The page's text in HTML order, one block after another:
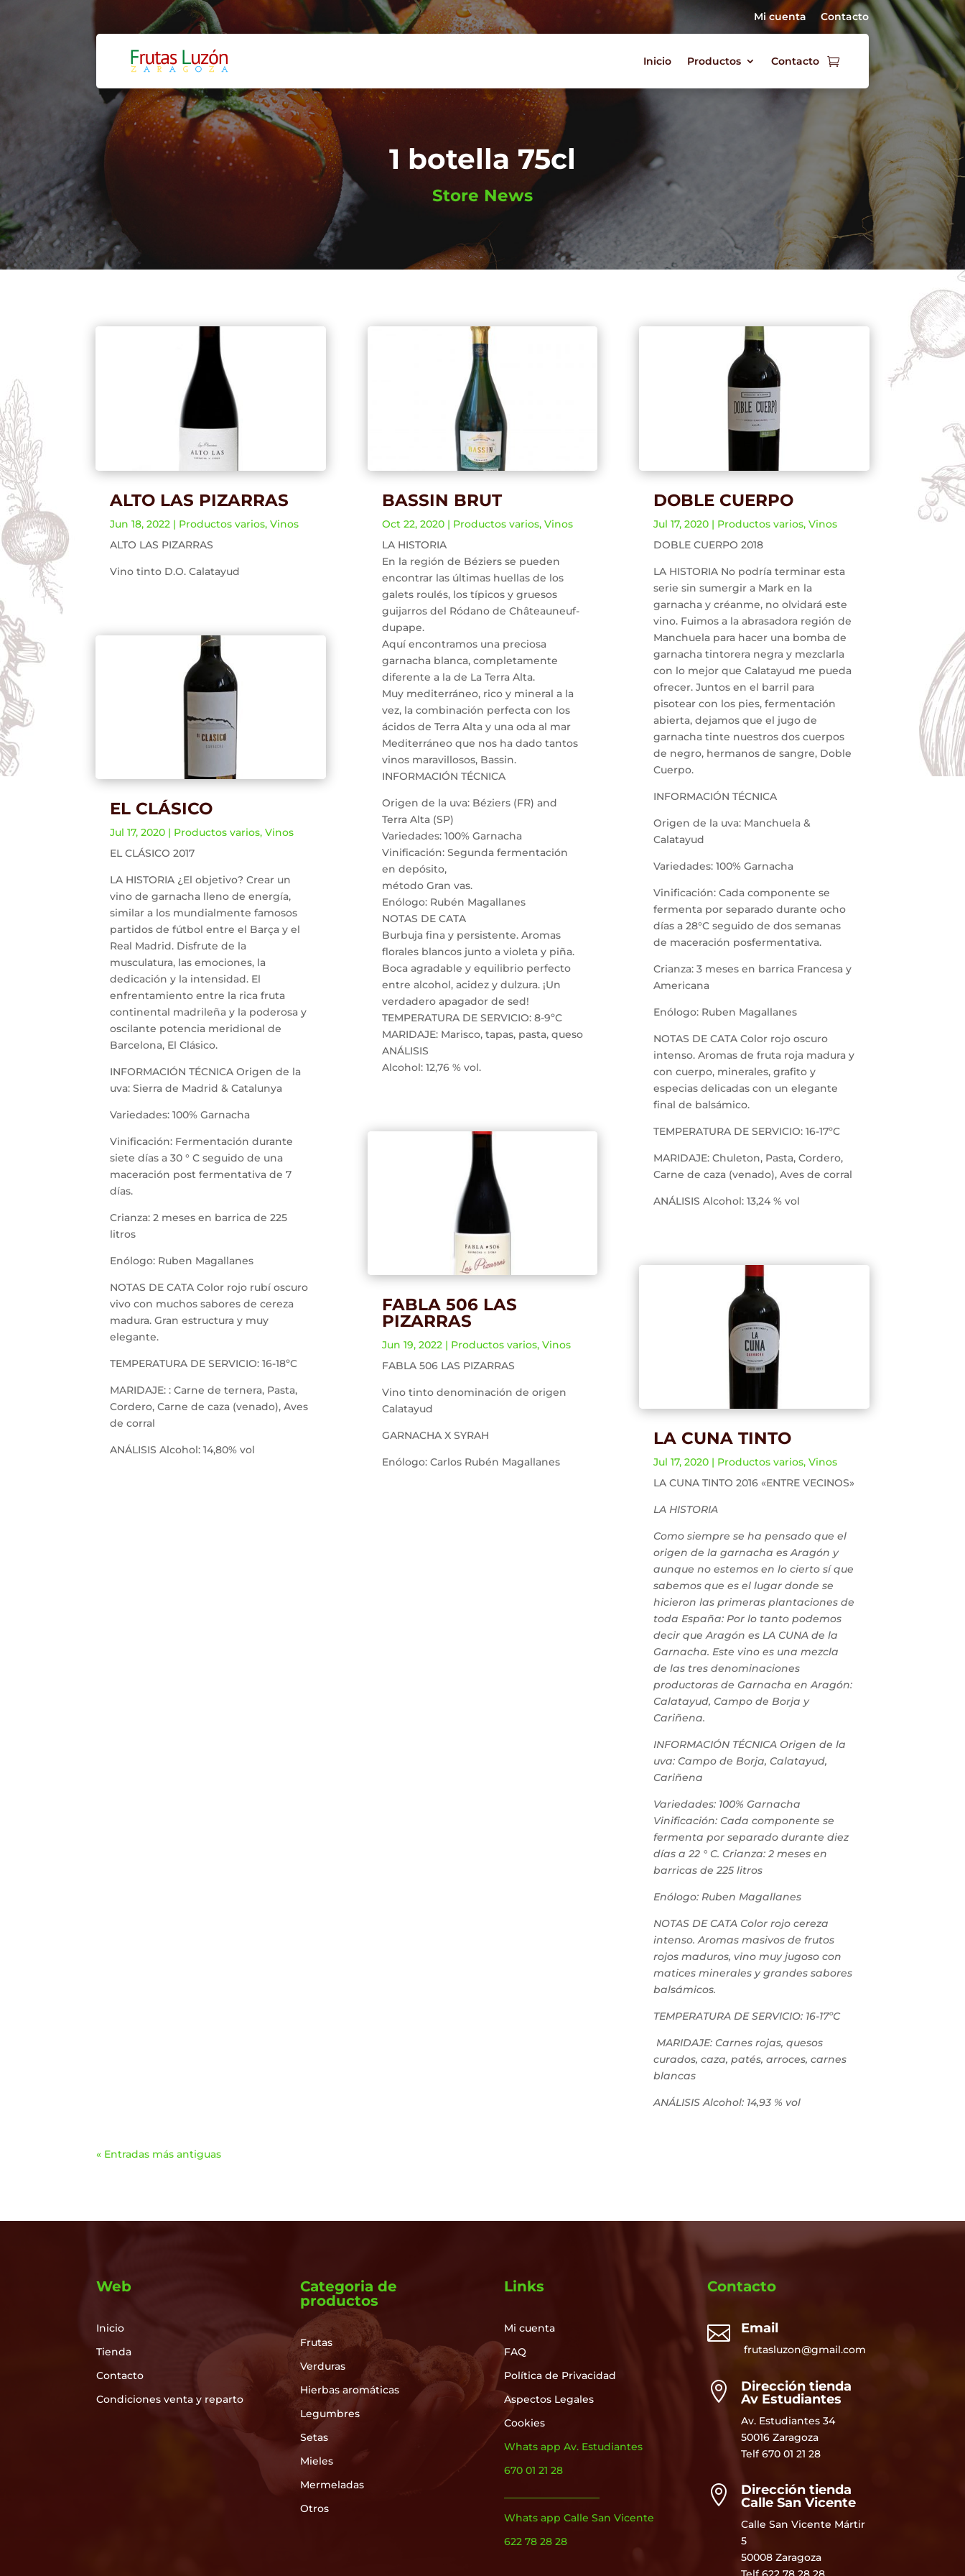
Mi cuenta Contacto
Inicio Productos Contacto
1 botella 75cl
Store News
ALTO LAS PIZARRAS
Jun 18, 2022 | Productos varios,Vinos
ALTO LAS PIZARRAS
Vino tinto D.O. Calatayud
EL CLÁSICO
Jul 17, 2020 | Productos varios,Vinos
EL CLÁSICO 2017
LA HISTORIA ¿El objetivo? Crear un
vino de garnacha lleno de energía,
similar a los mundialmente famosos
partidos de fútbol entre el Barça y el
Real Madrid. Disfrute de la
musculatura, las emociones, la
dedicación y la intensidad. El
enfrentamiento entre la rica fruta
continental madrileña y la poderosa y
oscilante potencia meridional de
Barcelona, El Clásico.
INFORMACIÓN TÉCNICA Origen de la
uva: Sierra de Madrid & Catalunya
Variedades: 100% Garnacha
Vinificación: Fermentación durante
siete días a 30 ° C seguido de una
maceración post fermentativa de 7
días.
Crianza: 2 meses en barrica de 225
litros
Enólogo: Ruben Magallanes
NOTAS DE CATA Color rojo rubí oscuro
vivo con muchos sabores de cereza
madura. Gran estructura y muy
elegante.
TEMPERATURA DE SERVICIO: 16-18ºC
MARIDAJE: : Carne de ternera, Pasta,
Cordero, Carne de caza (venado), Aves
de corral
ANÁLISIS Alcohol: 14,80% vol
BASSIN BRUT
Oct 22, 2020| Productos varios, Vinos
LA HISTORIA
En la región de Béziers se pueden
encontrar las últimas huellas de los
galets roulés, los típicos y gruesos
guijarros del Ródano de Châteauneuf-
dupape.
Aquí encontramos una preciosa
garnacha blanca, completamente
diferente a la de La Terra Alta.
Muy mediterráneo, rico y mineral a la
vez, la combinación perfecta con los
ácidos de Terra Alta y una oda al mar
Mediterráneo que nos ha dado tantos
vinos maravillosos, Bassin.
INFORMACIÓN TÉCNICA
Origen de la uva: Béziers (FR) and
Terra Alta (SP)
Variedades: 100% Garnacha
Vinificación: Segunda fermentación
en depósito,
método Gran vas.
Enólogo: Rubén Magallanes
NOTAS DE CATA
Burbuja fina y persistente. Aromas
florales blancos junto a violeta y piña.
Boca agradable y equilibrio perfecto
entre alcohol, acidez y dulzura. ¡Un
verdadero apagador de sed!
TEMPERATURA DE SERVICIO: 8-9ºC
MARIDAJE: Marisco, tapas, pasta, queso
ANÁLISIS
Alcohol: 12,76 % vol.
FABLA 506 LAS
PIZARRAS
Jun 19, 2022| Productos varios, Vinos
FABLA 506 LAS PIZARRAS
Vino tinto denominación de origen
Calatayud
GARNACHA X SYRAH
Enólogo: Carlos Rubén Magallanes
DOBLE CUERPO
Jul 17, 2020| Productos varios, Vinos
DOBLE CUERPO 2018
LA HISTORIA No podría terminar esta
serie sin sumergir a Mark en la
garnacha y créanme, no olvidará este
vino. Fuimos a la abrasadora región de
Manchuela para hacer una bomba de
garnacha tintorera negra y mezclarla
con lo mejor que Calatayud me pueda
ofrecer. Juntos en el barril para
pisotear con los pies, fermentación
abierta, dejamos que el jugo de
garnacha tinte nuestros dos cuerpos
de negro, hermanos de sangre, Doble
Cuerpo.
INFORMACIÓN TÉCNICA
Origen de la uva: Manchuela &
Calatayud
Variedades: 100% Garnacha
Vinificación: Cada componente se
fermenta por separado durante ocho
días a 28°C seguido de dos semanas
de maceración posfermentativa.
Crianza: 3 meses en barrica Francesa y
Americana
Enólogo: Ruben Magallanes
NOTAS DE CATA Color rojo oscuro
intenso. Aromas de fruta roja madura y
con cuerpo, minerales, grafito y
especias delicadas con un elegante
final de balsámico.
TEMPERATURA DE SERVICIO: 16-17ºC
MARIDAJE: Chuleton, Pasta, Cordero,
Carne de caza (venado), Aves de corral
ANÁLISIS Alcohol: 13,24 % vol
LA CUNA TINTO
Jul 17, 2020| Productos varios, Vinos
LA CUNA TINTO 2016 «ENTRE VECINOS»
LA HISTORIA
Como siempre se ha pensado que el
origen de la garnacha es Aragón y
aunque no estemos en lo cierto sí que
sabemos que es el lugar donde se
hicieron las primeras plantaciones de
toda España: Por lo tanto podemos
decir que Aragón es LA CUNA de la
Garnacha. Este vino es una mezcla
de las tres denominaciones
productoras de Garnacha en Aragón:
Calatayud, Campo de Borja y
Cariñena.
INFORMACIÓN TÉCNICA Origen de la
uva: Campo de Borja, Calatayud,
Cariñena
Variedades: 100% Garnacha
Vinificación: Cada componente se
fermenta por separado durante diez
días a 22 ° C. Crianza: 2 meses en
barricas de 225 litros
Enólogo: Ruben Magallanes
NOTAS DE CATA Color rojo cereza
intenso. Aromas masivos de frutos
rojos maduros, vino muy jugoso con
matices minerales y grandes sabores
balsámicos.
TEMPERATURA DE SERVICIO: 16-17ºC
MARIDAJE: Carnes rojas, quesos
curados, caza, patés, arroces, carnes
blancas
ANÁLISIS Alcohol: 14,93 % vol
« Entradas más antiguas
Web
Inicio
Tienda
Contacto
Condiciones venta y reparto
Categoria de
productos
Frutas
Verduras
Hierbas aromáticas
Legumbres
Setas
Mieles
Mermeladas
Otros
Links
Mi cuenta
FAQ
Política de Privacidad
Aspectos Legales
Cookies
Whats app Av. Estudiantes
670 01 21 28
Whats app Calle San Vicente
622 78 28 28
Contacto
 Email
frutasluzon@gmail.com

Dirección tienda
Av Estudiantes
Av. Estudiantes 34
50016 Zaragoza
Telf670 01 21 28

Dirección tienda
Calle San Vicente
Calle San Vicente Mártir
5
50008 Zaragoza